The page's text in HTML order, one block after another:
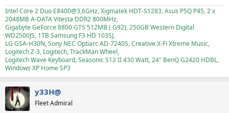
Intel Core 2 Duo E8400@3,6GHz, Xigmatek HDT-S1283, Asus P5Q P45, 2 x
2048MB A-DATA Vitesta DDR2 800MHz,
Gigabyte GeForce 8800 GTS 512MB ( G92), 250GB Western Digital
WD2500JS, 1TB Samsung F3 HD 103SJ,
LG GSA-H30N, Sony NEC Optiarc AD-7240S, Creative X-Fi Xtreme Music,
Logitech Z-3, Logitech, TrackMan Wheel,
Logitech Wave Keyboard, Seasonic S12 II 430 Watt, 24" BenQ G2420 HDBL,
Windows XP Home SP3
y33H@
Fleet Admiral